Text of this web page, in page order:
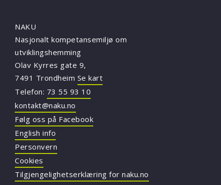
NAKU
Nasjonalt kompetansemiljø om
utviklingshemming
Olav Kyrres gate 9,
7491 Trondheim Se kart
Telefon: 73 55 93 10
kontakt@naku.no
Følg oss på Facebook
English info
Personvern
Cookies
Tilgjengelighetserklæring for naku.no